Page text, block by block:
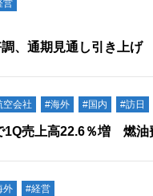
営
、通期見通し引き上げ
空会社 #海外 #国内 #訪日
1Q売上高22.6％増 燃油
外 #経営